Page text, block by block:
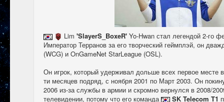
Lim 'SlayerS_BoxeR' Yo-Hwan стал легендой 2-го
Император Терранов за его творческий геймплэй, он
(WCG) и OnGameNet StarLeague (OSL).
Он игрок, который удерживал дольше всех первое месте
ти месяцев подряд, с ноября 2001 по Март 2003. Он
2006 из-за службы в армии и скромно вернулся в 2008/
телевидении, потому что его команда
SK Telecom T1